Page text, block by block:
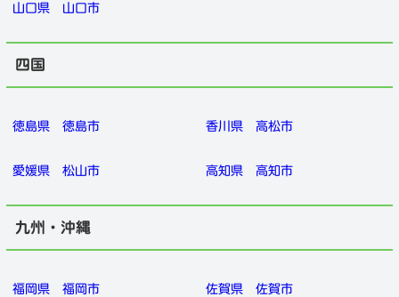
山口県 山口市
四国
徳島県 徳島市 香川県 高松市
愛媛県 松山市 高知県 高知市
九州・沖縄
福岡県 福岡市 佐賀県 佐賀市